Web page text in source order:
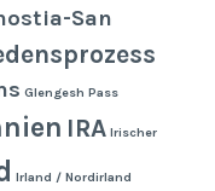
San
Glengesh Pass
IRA Irischer
Irland / Nordirland